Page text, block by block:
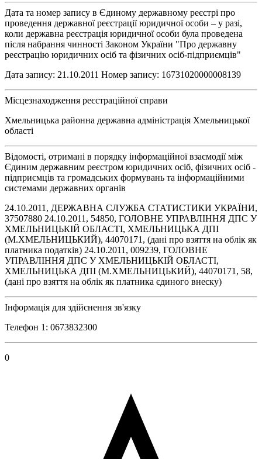
Дата та номер запису в Єдиному державному реєстрі про
проведення державної реєстрації юридичної особи – у разі,
коли державна реєстрація юридичної особи була проведена
після набрання чинності Законом України "Про державну
реєстрацію юридичних осіб та фізичних осіб-підприємців"
Дата запису: 21.10.2011 Номер запису: 16731020000008139
Місцезнаходження реєстраційної справи
Хмельницька районна державна адміністрація Хмельницької
області
Відомості, отримані в порядку інформаційної взаємодії між
Єдиним державним реєстром юридичних осіб, фізичних осіб -
підприємців та громадських формувань та інформаційними
системами державних органів
24.10.2011, ДЕРЖАВНА СЛУЖБА СТАТИСТИКИ УКРАЇНИ,
37507880 24.10.2011, 54850, ГОЛОВНЕ УПРАВЛІННЯ ДПС У
ХМЕЛЬНИЦЬКІЙ ОБЛАСТІ, ХМЕЛЬНИЦЬКА ДПІ
(М.ХМЕЛЬНИЦЬКИЙ), 44070171, (дані про взяття на облік як
платника податків) 24.10.2011, 009239, ГОЛОВНЕ
УПРАВЛІННЯ ДПС У ХМЕЛЬНИЦЬКІЙ ОБЛАСТІ,
ХМЕЛЬНИЦЬКА ДПІ (М.ХМЕЛЬНИЦЬКИЙ), 44070171, 58,
(дані про взяття на облік як платника єдиного внеску)
Інформація для здійснення зв'язку
Телефон 1: 0673832300
0